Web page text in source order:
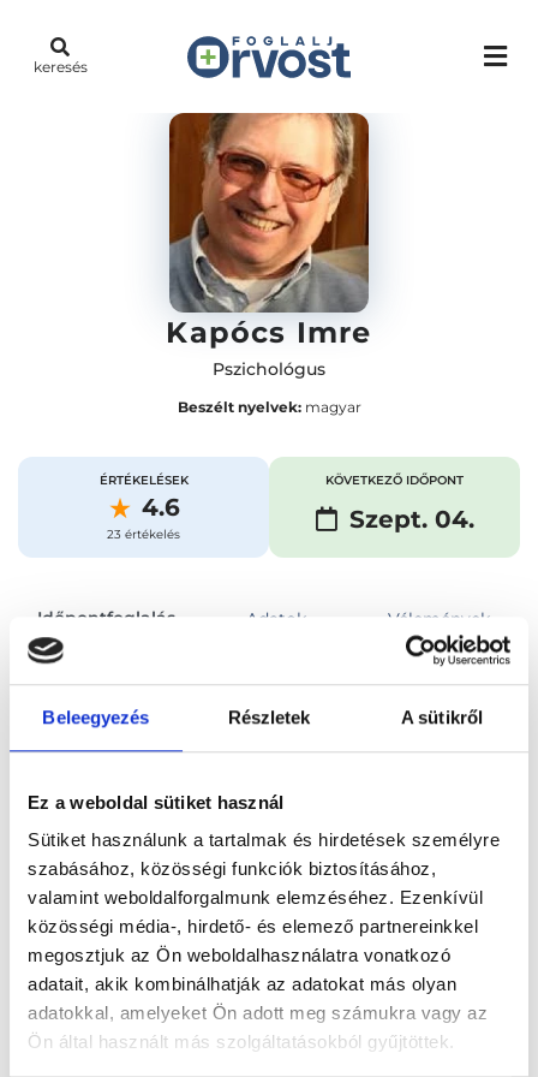
Beleegyezés Részletek A sütikről
Ez a weboldal sütiket használ
Sütiket használunk a tartalmak és hirdetések személyre
szabásához, közösségi funkciók biztosításához,
valamint weboldalforgalmunk elemzéséhez. Ezenkívül
közösségi média-, hirdető- és elemező partnereinkkel
megosztjuk az Ön weboldalhasználatra vonatkozó
adatait, akik kombinálhatják az adatokat más olyan
adatokkal, amelyeket Ön adott meg számukra vagy az
Ön által használt más szolgáltatásokból gyűjtöttek.
keresés
Kapócs Imre
Pszichológus
Beszélt nyelvek:magyar
ÉRTÉKELÉSEK
4.6
23 értékelés
KÖVETKEZŐ IDŐPONT
Szept. 04.
Időpontfoglalás Adatok Vélemények
Foglalj időpontot
Főoldal Orvosok Pszichológus
Pszichológus, Esztergom Kapócs Imre